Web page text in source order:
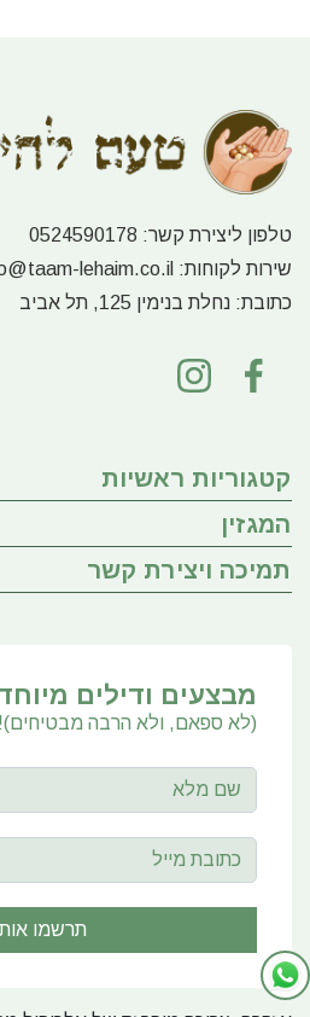
טלפון ליצירת קשר: 0524590178
שירות לקוחות: lehaim.co.il
כתובת: נחלת בנימין 125, תל אביב
קטגוריות ראשיות
המגזין
תמיכה ויצירת קשר
מבצעים ודילים
(לא ספאם, ולא הרבה מבטיחים)!